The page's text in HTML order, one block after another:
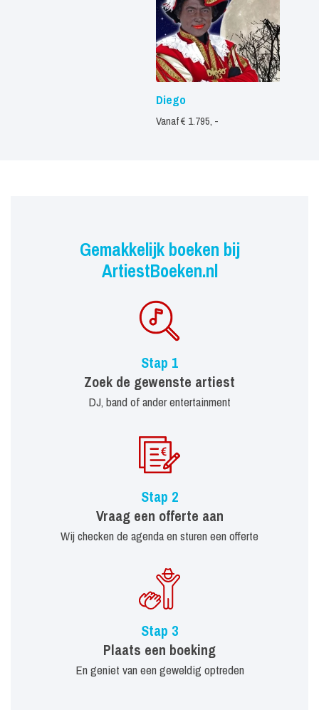
Diego
Vanaf € 1.795, -
Gemakkelijk boeken bij
ArtiestBoeken.nl
Stap 1
Zoek de gewenste artiest
DJ, band of ander entertainment
Stap 2
Vraag een offerte aan
Wij checken de agenda en sturen een offerte
Stap 3
Plaats een boeking
En geniet van een geweldig optreden